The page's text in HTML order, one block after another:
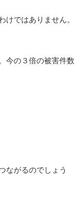
ではありません。
今の３倍の被害件数
ながるのでしょう